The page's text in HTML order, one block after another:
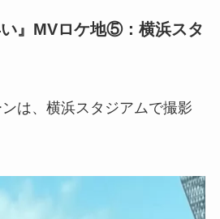
い』MVロケ地⑤：横浜スタ
は、横浜スタジアムで撮影